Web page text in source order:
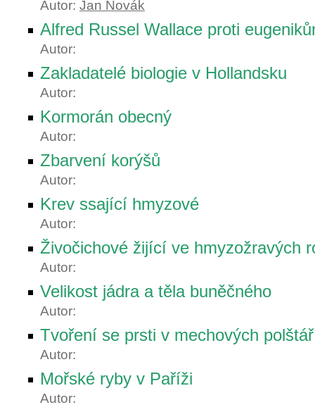
Autor: Jan Novák
Alfred Russel Wallace proti
Autor:
Zakladatelé biologie v Hollandsku
Autor:
Kormorán obecný
Autor:
Zbarvení korýšů
Autor:
Krev ssající hmyzové
Autor:
Živočichové žijící ve hmyzožravých
Autor:
Velikost jádra a těla buněčného
Autor:
Tvoření se prsti v mechových
Autor:
Mořské ryby v Paříži
Autor: